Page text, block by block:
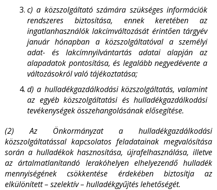
c) a közszolgáltató számára szükséges információk
rendszeres biztosítása, ennek keretében az
ingatlanhasználók lakcímváltozását érintően tárgyév
január hónapban a közszolgáltatóval a személyi
adat- és lakcímnyilvántartás adatai alapján az
alapadatok pontosítása, és legalább negyedévente a
változásokról való tájékoztatása;
d) a hulladékgazdálkodási közszolgáltatás, valamint
az egyéb közszolgáltatási és hulladékgazdálkodási
tevékenységek összehangolásának elősegítése.
(2) Az Önkormányzat a hulladékgazdálkodási
közszolgáltatással kapcsolatos feladatainak megvalósítása
során a hulladékok hasznosítása, újrafelhasználása, illetve
az ártalmatlanítandó lerakóhelyen elhelyezendő hulladék
mennyiségének csökkentése érdekében biztosítja az
elkülönített – szelektív – hulladékgyűjtés lehetőségét.